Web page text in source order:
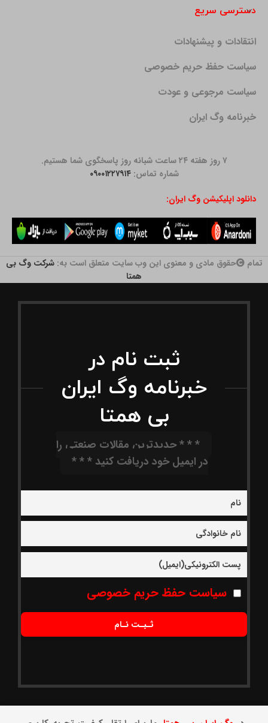
دسترسی سریع
انتقادات و پیشنهادات
سیاست حفظ حریم خصوصی
سیاست مرجوعی و عودت
خبرنامه وگ ایران
۷ روز هفته ۲۴ ساعت شبانه روز پاسخگوی شما هستیم.
شماره تماس:۰۹۰۰۱۲۲۷۹۱۴
دانلود اپلیکیشن وگ ایران:
تمام حقوق مادی و معنوی این وب سایت متعلق است به:شرکت وگ بی
همتا
ثبت نام در
خبرنامه وگ ایران
بی همتا
* * * جدیدترین مقالات صنعتی را
در ایمیل خود دریافت کنید * * *
سیاست حفظ حریم خصوصی